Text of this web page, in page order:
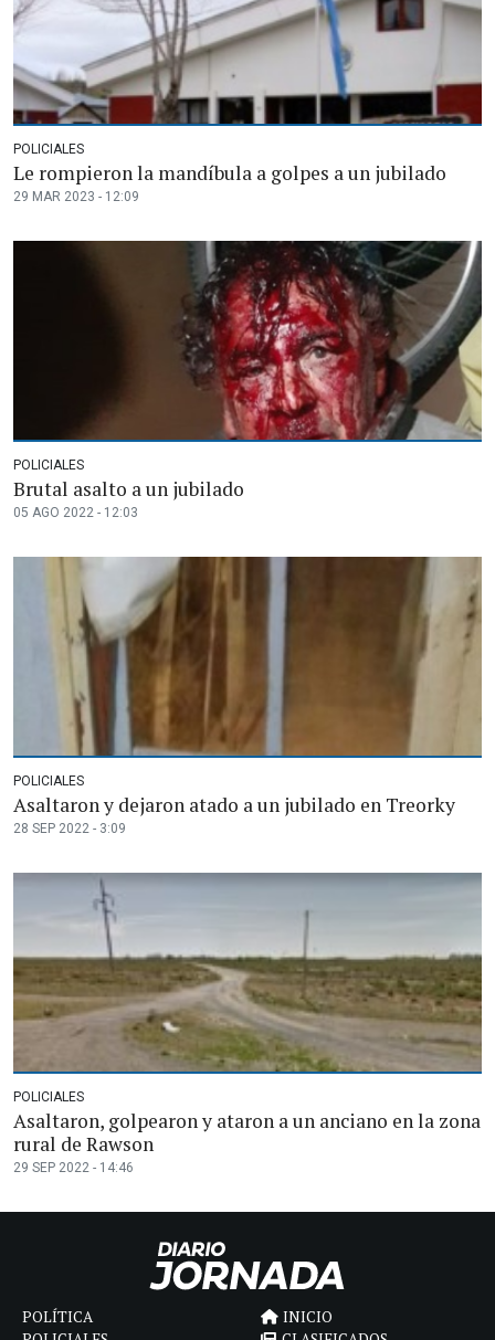
POLICIALES
Le rompieron la mandíbula a golpes a un jubilado
29 MAR 2023 - 12:09
POLICIALES
Brutal asalto a un jubilado
05 AGO 2022 - 12:03
POLICIALES
Asaltaron y dejaron atado a un jubilado en Treorky
28 SEP 2022 - 3:09
POLICIALES
Asaltaron, golpearon y ataron a un anciano en la zona
rural de Rawson
29 SEP 2022 - 14:46
POLÍTICA
INICIO